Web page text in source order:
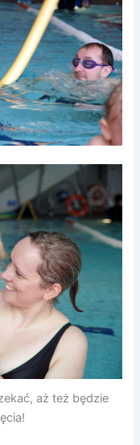
aż też będzie